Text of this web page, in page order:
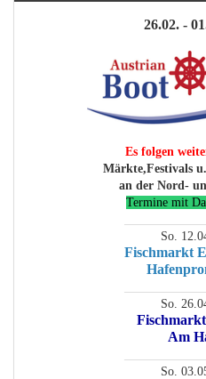
26.02. -
Es folgen
Märkte,Festivals
an der Nord-
Termine mit
So.
Fischmarkt
So.
Am
So.